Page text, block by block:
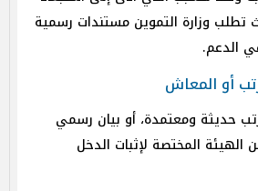
تطلب وزارة التموين مستندات رسمية
الدعم.
أو المعاش
حديثة ومعتمدة، أو بيان رسمي
المختصة لإثبات الدخل